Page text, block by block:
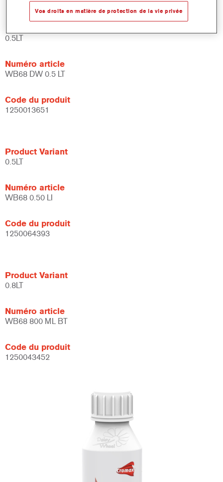
0.5LT
Numéro article
WB68 DW 0.5 LT
Code du produit
1250013651
Product Variant
0.5LT
Numéro article
WB68 0.50 LI
Code du produit
1250064393
Product Variant
0.8LT
Numéro article
WB68 800 ML BT
Code du produit
1250043452
Vos droits en matière de protection de la vie privée